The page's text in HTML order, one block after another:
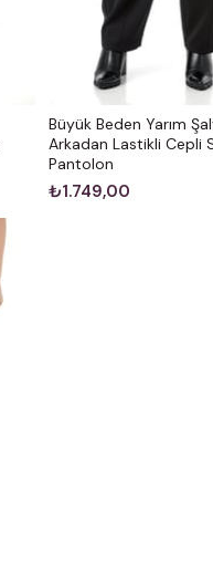
Büyük Beden Yarım
Arkadan Lastikli Cepli
Pantolon
₺1.749,00